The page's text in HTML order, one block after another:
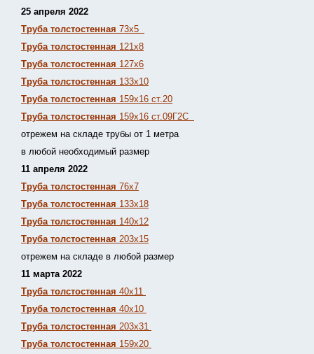
25 апреля 2022
Труба толстостенная 73х5
Труба толстостенная 121х8
Труба толстостенная 127х6
Труба толстостенная 133х10
Труба толстостенная 159х16 ст.20
Труба толстостенная 159х16 ст.09Г2С
отрежем на складе трубы от 1 метра
в любой необходимый размер
11 апреля 2022
Труба толстостенная 76х7
Труба толстостенная 133х18
Труба толстостенная 140х12
Труба толстостенная 203х15
отрежем на складе в любой размер
11 марта 2022
Труба толстостенная 40х11
Труба толстостенная 40х10
Труба толстостенная 203х31
Труба толстостенная 159х20